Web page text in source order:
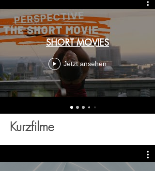
SHORT MOVIES
Jetzt ansehen
Kurzfilme